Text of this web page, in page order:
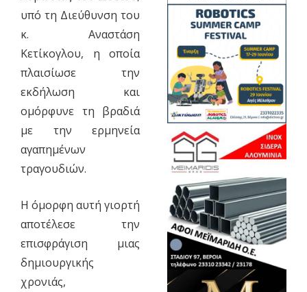
υπό τη Διεύθυνση του
κ. Αναστάση
Κετίκογλου, η οποία
πλαισίωσε την
εκδήλωση και
ομόρφυνε τη βραδιά
με την ερμηνεία
αγαπημένων
τραγουδιών.
Η όμορφη αυτή γιορτή
αποτέλεσε την
επισφράγιση μιας
δημιουργικής
χρονιάς,